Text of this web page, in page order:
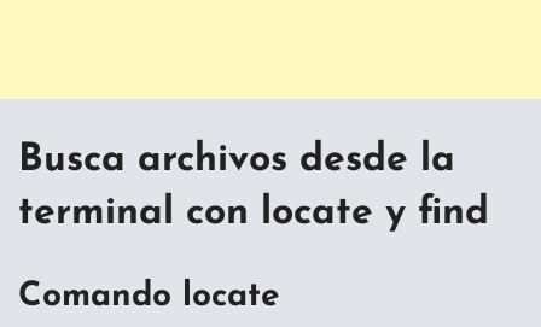
Busca archivos desde la
terminal con locate y find
Comando locate